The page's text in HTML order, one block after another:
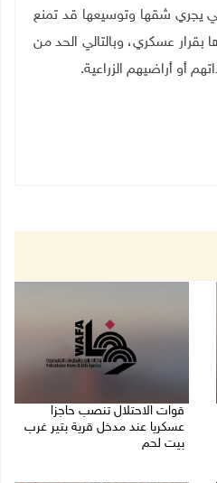
يجري شقها وتوسيعها قد تمنع
بقرار عسكري، وبالتالي الحد من
أو أراضيهم الزراعية.
قوات الاحتلال تنصب حاجزا
عسكريا عند مدخل قرية بتير غرب
بيت لحم